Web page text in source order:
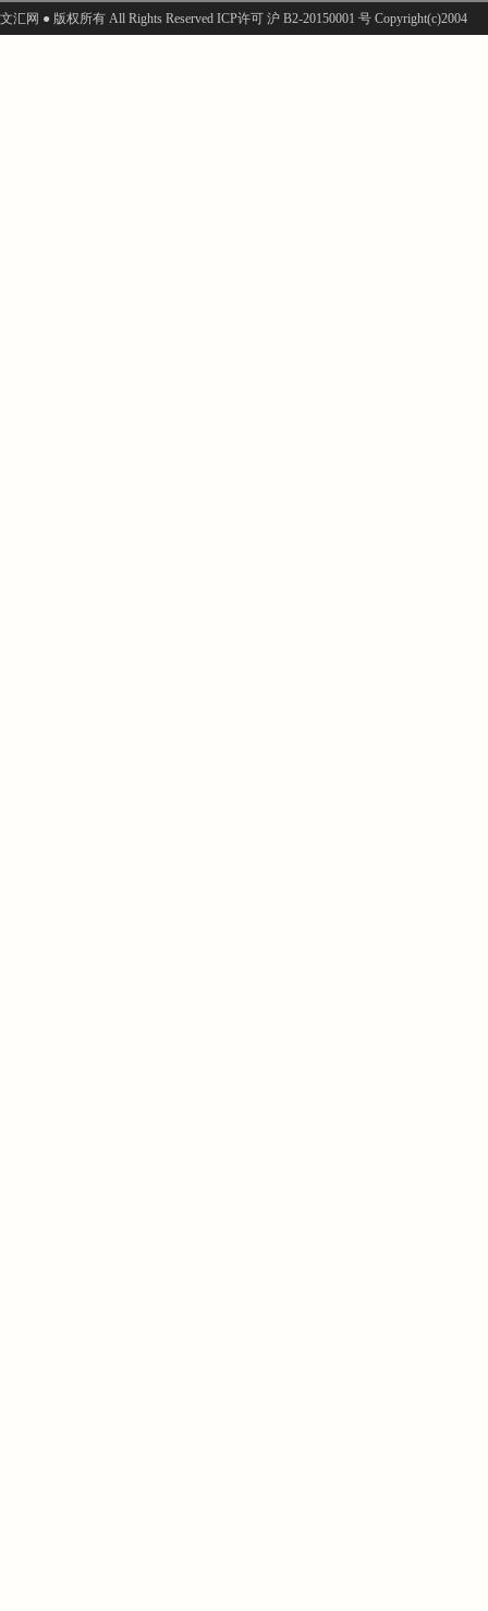
文汇网 ● 版权所有 All Rights Reserved ICP许可 沪 B2-20150001 号 Copyright(c)2004